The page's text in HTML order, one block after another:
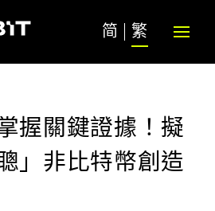
简 繁
握關鍵證據！擬
」非比特幣創造